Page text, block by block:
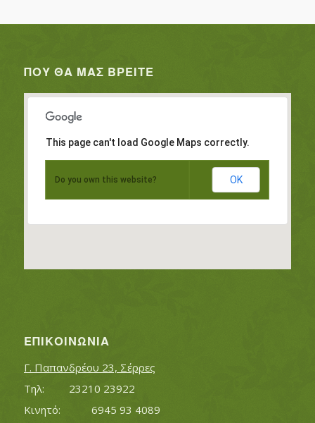
ΠΟΥ ΘΑ ΜΑΣ ΒΡΕΊΤΕ
This page can't load Google Maps correctly.
Do you own this website? OK
ΕΠΙΚΟΙΝΩΝΊΑ
Γ. Παπανδρέου 23, Σέρρες
Τηλ:		23210 23922
Κινητό:		6945 93 4089